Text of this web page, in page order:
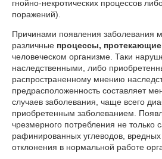
гнойно-некротических процессов
поражений).
Причинами появления заболевания
различные процессы,
человеческом организме. Таки
наследственными, либо
распространенному мнению
предрасположенность составляет
случаев заболевания, чаще всего
приобретенным заболеванием.
чрезмерного потребления не только
рафинированных углеводов,
отклонения в нормальной работе